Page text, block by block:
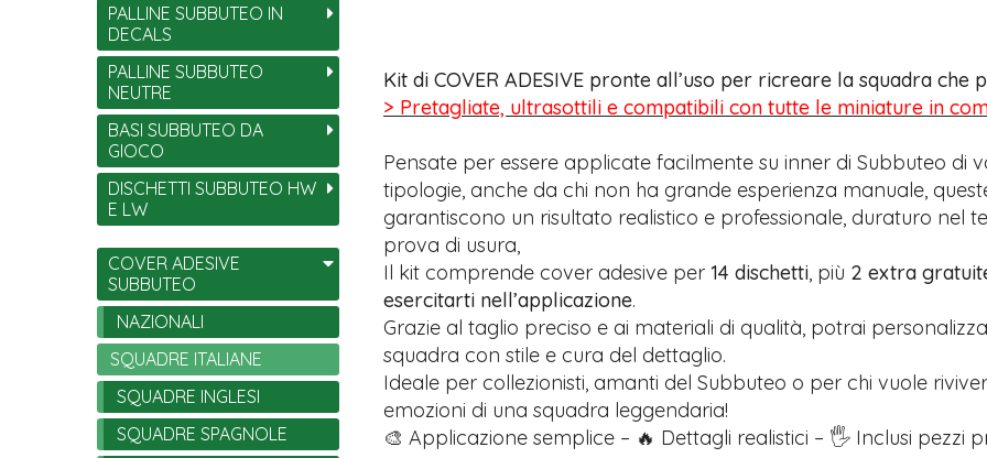
Kit di COVER ADESIVE pronte all’uso per ricreare la squadra che
> Pretagliate, ultrasottili e compatibili con tutte le miniature in
Pensate per essere applicate facilmente su inner di Subbuteo di
tipologie, anche da chi non ha grande esperienza manuale,
garantiscono un risultato realistico e professionale, duraturo nel
prova di usura,
Il kit comprende cover adesive per 14 dischetti, più 2 extra
esercitarti nell’applicazione.
Grazie al taglio preciso e ai materiali di qualità, potrai
squadra con stile e cura del dettaglio.
Ideale per collezionisti, amanti del Subbuteo o per chi vuole
emozioni di una squadra leggendaria!
🎨 Applicazione semplice – 🔥 Dettagli realistici – 🖐️ Inclusi pezzi
PALLINE SUBBUTEO IN
DECALS
PALLINE SUBBUTEO
NEUTRE
BASI SUBBUTEO DA
GIOCO
DISCHETTI SUBBUTEO HW
E LW
COVER ADESIVE
SUBBUTEO
NAZIONALI
SQUADRE ITALIANE
SQUADRE INGLESI
SQUADRE SPAGNOLE